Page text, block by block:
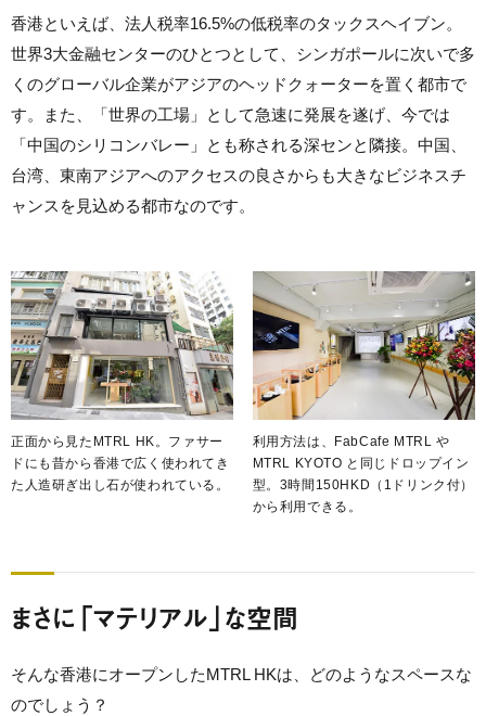
香港といえば、法人税率16.5%の低税率のタックスヘイブン。
世界3大金融センターのひとつとして、シンガポールに次いで多
くのグローバル企業がアジアのヘッドクォーターを置く都市で
す。また、「世界の工場」として急速に発展を遂げ、今では
「中国のシリコンバレー」とも称される深センと隣接。中国、
台湾、東南アジアへのアクセスの良さからも大きなビジネスチ
ャンスを見込める都市なのです。
正面から見たMTRL HK。ファサー
ドにも昔から香港で広く使われてき
た人造研ぎ出し石が使われている。
利用方法は、FabCafe MTRL や
MTRL KYOTO と同じドロップイン
型。3時間150HKD（1ドリンク付）
から利用できる。
まさに「マテリアル」な空間
そんな香港にオープンしたMTRL HKは、どのようなスペースな
のでしょう？